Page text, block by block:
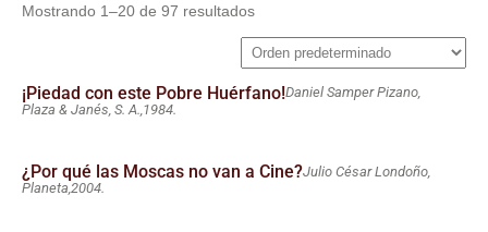
Mostrando 1–20 de 97 resultados
¡Piedad con este Pobre Huérfano!Daniel Samper Pizano,
Plaza & Janés, S. A., 1984.
¿Por qué las Moscas no van a Cine?Julio César Londoño,
Planeta,2004.